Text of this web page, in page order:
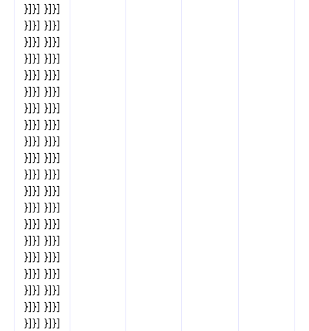
}]}] }]}]
}]}] }]}]
}]}] }]}]
}]}] }]}]
}]}] }]}]
}]}] }]}]
}]}] }]}]
}]}] }]}]
}]}] }]}]
}]}] }]}]
}]}] }]}]
}]}] }]}]
}]}] }]}]
}]}] }]}]
}]}] }]}]
}]}] }]}]
}]}] }]}]
}]}] }]}]
}]}] }]}]
}]}] }]}]